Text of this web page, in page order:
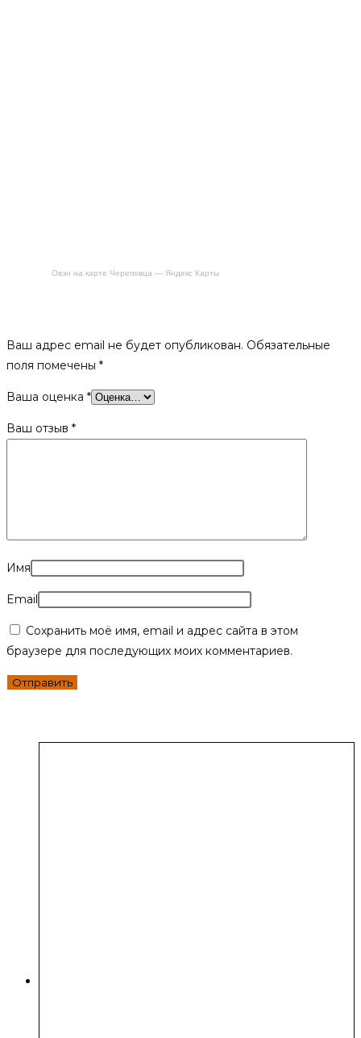
Овэн на карте Череповца — Яндекс Карты
Ваш адрес email не будет опубликован. Обязательные
поля помечены *
Ваша оценка *
Ваш отзыв *
Имя
Email
Сохранить моё имя, email и адрес сайта в этом
браузере для последующих моих комментариев.